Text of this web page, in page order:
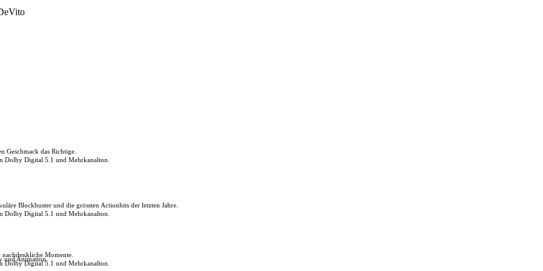
Geschmack das Richtige.
Dolby Digital 5.1 und Mehrkanalton.
Blockbuster und die grössten Actionhits der letzten Jahre.
Dolby Digital 5.1 und Mehrkanalton.
Momente.
und Animation.
Dolby Digital 5.1 und Mehrkanalton.